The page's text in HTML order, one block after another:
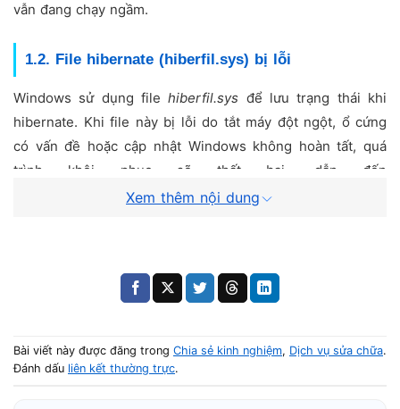
vẫn đang chạy ngầm.
1.2. File hibernate (hiberfil.sys) bị lỗi
Windows sử dụng filehiberfil.sys để lưu trạng thái khi
hibernate. Khi file này bị lỗi do tắt máy đột ngột, ổ cứng
có vấn đề hoặc cập nhật Windows không hoàn tất, quá
trình khôi phục sẽ thất bại, dẫn đến
màn hình đen sau hibernate
Fast Startup cũng dùng một phần cơ chế hibernate. Khi
hibernate xong bị màn hình đen
Xem thêm nội dung
Bài viết này được đăng trong Chia sẻ kinh nghiệm, Dịch vụ sửa chữa.
Đánh dấu liên kết thường trực.